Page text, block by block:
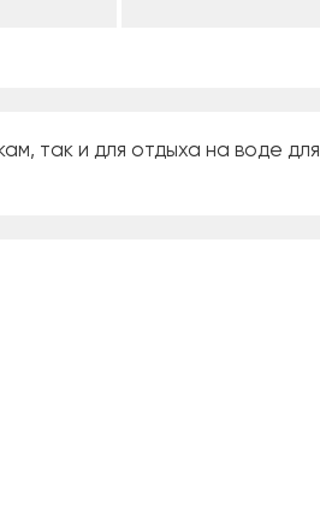
так и для отдыха на воде для